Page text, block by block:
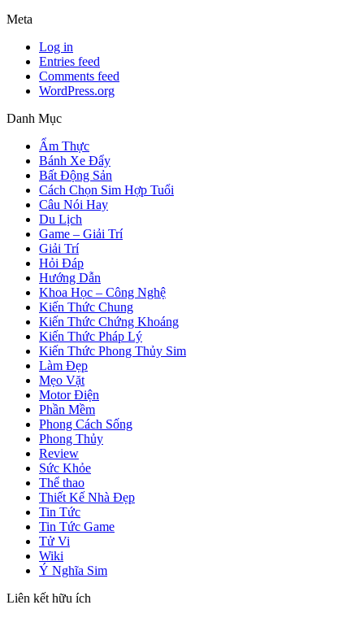
Meta
Log in
Entries feed
Comments feed
WordPress.org
Danh Mục
Ẩm Thực
Bánh Xe Đẩy
Bất Động Sản
Cách Chọn Sim Hợp Tuổi
Câu Nói Hay
Du Lịch
Game – Giải Trí
Giải Trí
Hỏi Đáp
Hướng Dẫn
Khoa Học – Công Nghệ
Kiến Thức Chung
Kiến Thức Chứng Khoáng
Kiến Thức Pháp Lý
Kiến Thức Phong Thủy Sim
Làm Đẹp
Mẹo Vặt
Motor Điện
Phần Mềm
Phong Cách Sống
Phong Thủy
Review
Sức Khỏe
Thể thao
Thiết Kế Nhà Đẹp
Tin Tức
Tin Tức Game
Tử Vi
Wiki
Ý Nghĩa Sim
Liên kết hữu ích